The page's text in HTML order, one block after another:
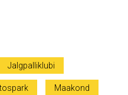
Jalgpalliklubi
Maakond